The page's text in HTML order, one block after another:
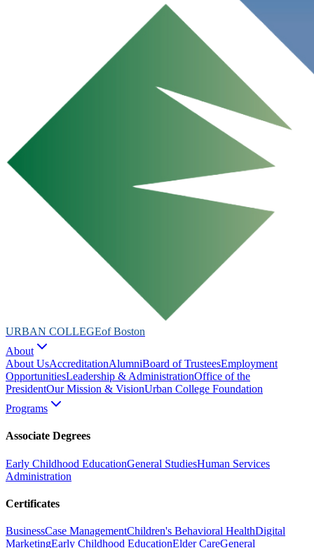
URBAN COLLEGEof Boston
About
About UsAccreditationAlumniBoard of TrusteesEmployment
OpportunitiesLeadership & AdministrationOffice of the
PresidentOur Mission & VisionUrban College Foundation
Programs
Associate Degrees
Early Childhood EducationGeneral StudiesHuman Services
Administration
Certificates
BusinessCase ManagementChildren's Behavioral HealthDigital
MarketingEarly Childhood EducationElder CareGeneral